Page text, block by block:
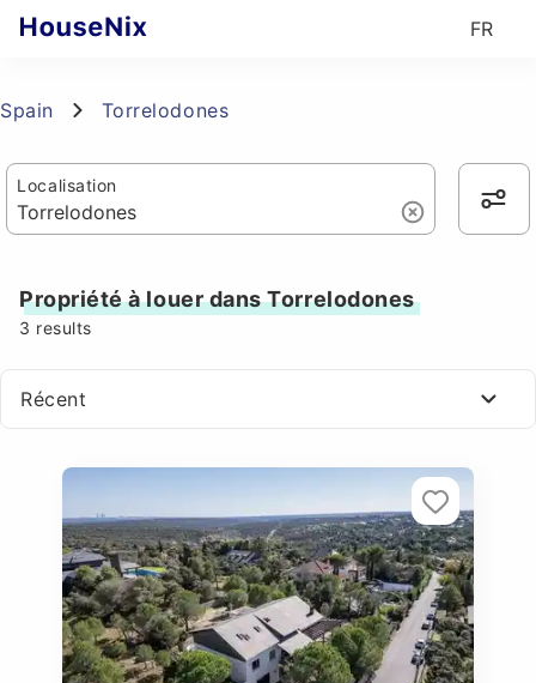
FR
Spain Torrelodones
Localisation
Propriété à louer dans Torrelodones
3 results
Récent